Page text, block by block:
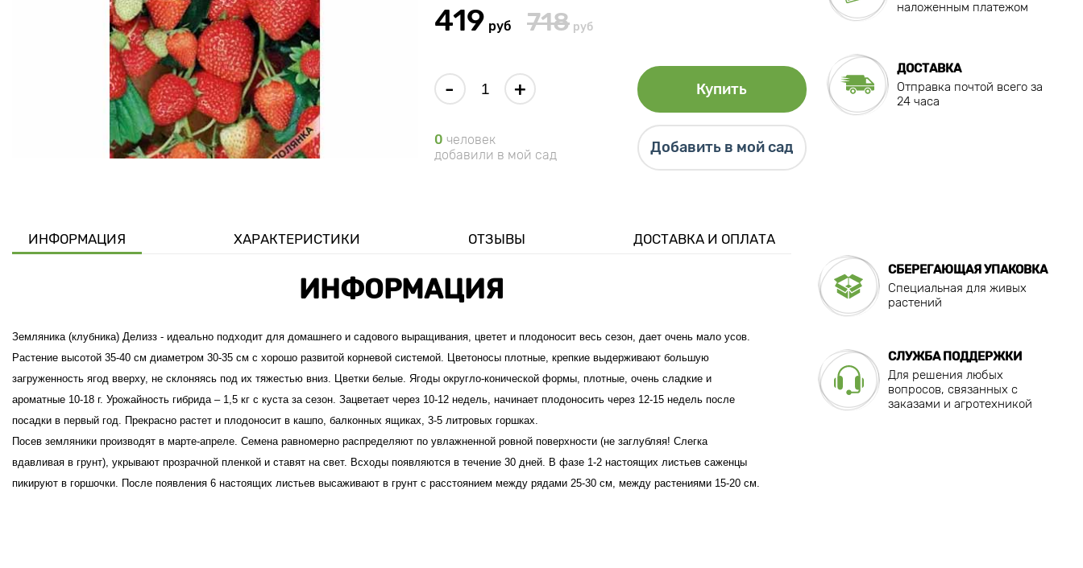
419 руб 718 руб
- + Купить
0 человек
добавили в мой сад
Добавить в мой сад
наложенным платежом
ДОСТАВКА
Отправка почтой всего за
24 часа
ИНФОРМАЦИЯ ХАРАКТЕРИСТИКИ ОТЗЫВЫ ДОСТАВКА И ОПЛАТА
ИНФОРМАЦИЯ
Земляника (клубника) Делизз - идеально подходит для домашнего и садового выращивания, цветет и плодоносит весь сезон, дает очень мало усов.
Растение высотой 35-40 см диаметром 30-35 см с хорошо развитой корневой системой. Цветоносы плотные, крепкие выдерживают большую
загруженность ягод вверху, не склоняясь под их тяжестью вниз. Цветки белые. Ягоды округло-конической формы, плотные, очень сладкие и
ароматные 10-18 г. Урожайность гибрида – 1,5 кг с куста за сезон. Зацветает через 10-12 недель, начинает плодоносить через 12-15 недель после
посадки в первый год. Прекрасно растет и плодоносит в кашпо, балконных ящиках, 3-5 литровых горшках.
Посев земляники производят в марте-апреле. Семена равномерно распределяют по увлажненной ровной поверхности (не заглубляя! Слегка
вдавливая в грунт), укрывают прозрачной пленкой и ставят на свет. Всходы появляются в течение 30 дней. В фазе 1-2 настоящих листьев саженцы
пикируют в горшочки. После появления 6 настоящих листьев высаживают в грунт с расстоянием между рядами 25-30 см, между растениями 15-20 см.
СБЕРЕГАЮЩАЯ УПАКОВКА
Специальная для живых
растений
СЛУЖБА ПОДДЕРЖКИ
Для решения любых
вопросов, связанных с
заказами и агротехникой